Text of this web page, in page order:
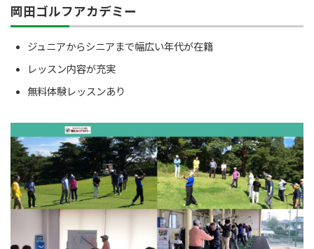
岡田ゴルフアカデミー
ジュニアからシニアまで幅広い年代が在籍
レッスン内容が充実
無料体験レッスンあり